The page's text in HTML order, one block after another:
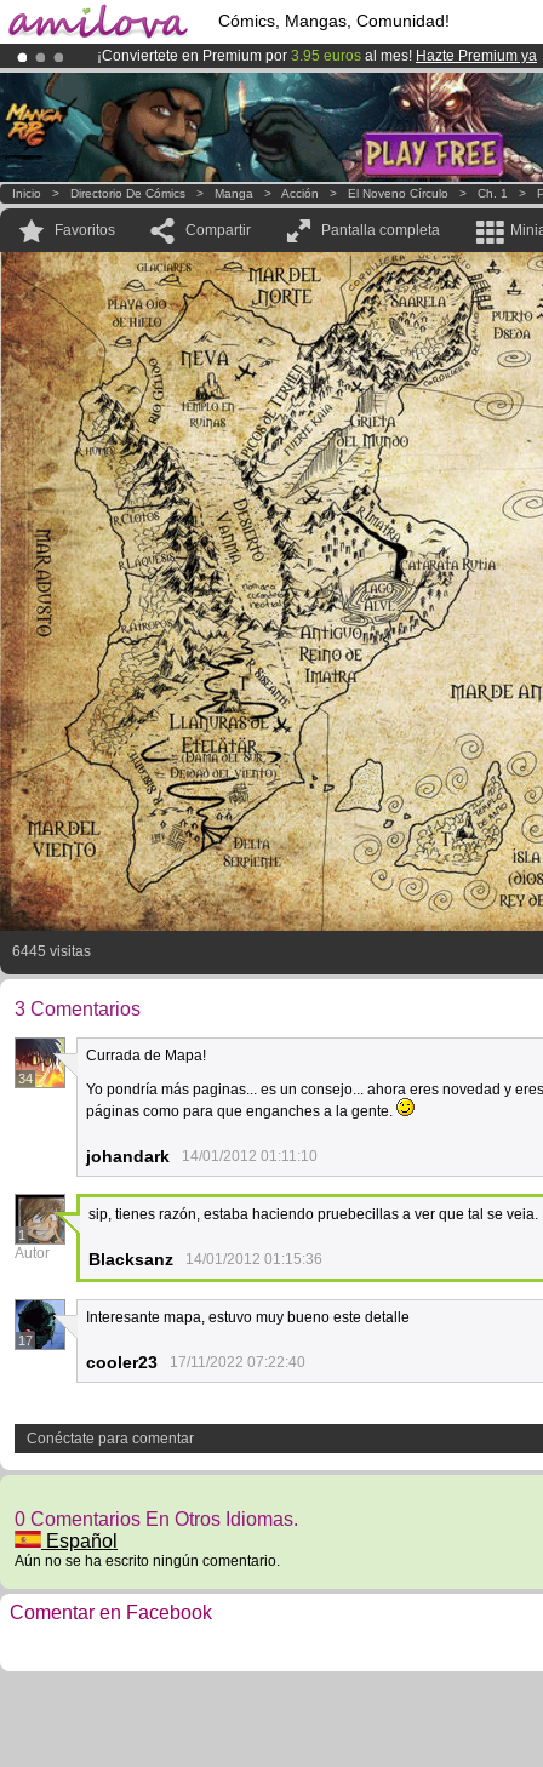
Cómics, Mangas, Comunidad!
¡Conviertete en Premium por 3.95 euros al mes! Hazte Premium ya
¡El Kickstarter Amilova está desormado lanzado!.
¡Ya tenemos 134393miembrosy 1208 Cómics y Mangas!.
Inicio > Directorio De Cómics > Manga > Acción > El Noveno Círculo > Ch. 1 >
Favoritos Compartir Pantalla completa
6445 visitas
3 Comentarios
34
Currada de Mapa!
Yo pondría más paginas... es un consejo... ahora eres novedad y
páginas como para que enganches a la gente.
johandark 14/01/2012 01:11:10
1
Autor
sip, tienes razón, estaba haciendo pruebecillas a ver que tal se
Blacksanz 14/01/2012 01:15:36
17
Interesante mapa, estuvo muy bueno este detalle
cooler23 17/11/2022 07:22:40
Conéctate para comentar
0 Comentarios En Otros Idiomas.
Español
Aún no se ha escrito ningún comentario.
Comentar en Facebook